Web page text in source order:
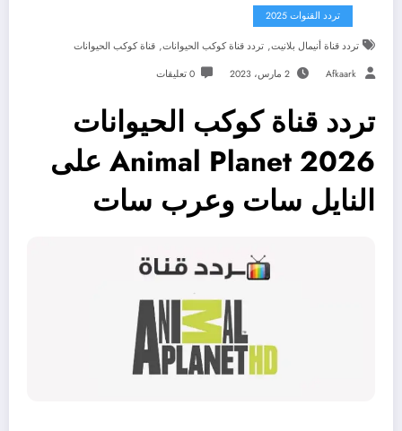
تردد القنوات 2025
تردد قناة أنيمال بلانيت, تردد قناة كوكب الحيوانات, قناة كوكب الحيوانات
Afkaark 2 مارس، 2023 0 تعليقات
تردد قناة كوكب الحيوانات
2026 Animal Planet على
النايل سات وعرب سات